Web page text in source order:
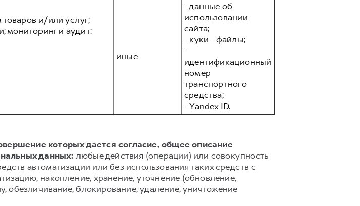
и/или услуг;
мониторинг и аудит:
иные
- данные об
использовании
сайта;
- куки - файлы;
-
идентификационный
номер
транспортного
средства;
- Yandex ID.
которых дается согласие, общее описание
данных: любые действия (операции) или совокупность
автоматизации или без использования таких средств с
накопление, хранение, уточнение (обновление,
обезличивание, блокирование, удаление, уничтожение